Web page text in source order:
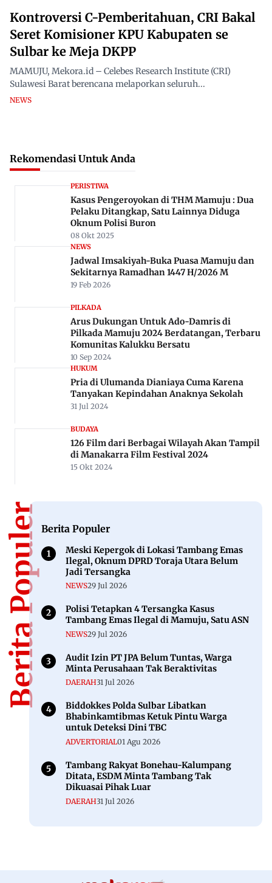
Kontroversi C-Pemberitahuan, CRI Bakal
Seret Komisioner KPU Kabupaten se
Sulbar ke Meja DKPP
MAMUJU, Mekora.id – Celebes Research Institute (CRI)
Sulawesi Barat berencana melaporkan seluruh...
NEWS
Rekomendasi Untuk Anda
PERISTIWA
Kasus Pengeroyokan di THM Mamuju : Dua
Pelaku Ditangkap, Satu Lainnya Diduga
Oknum Polisi Buron
08 Okt 2025
NEWS
Jadwal Imsakiyah-Buka Puasa Mamuju dan
Sekitarnya Ramadhan 1447 H/2026 M
19 Feb 2026
PILKADA
Arus Dukungan Untuk Ado-Damris di
Pilkada Mamuju 2024 Berdatangan, Terbaru
Komunitas Kalukku Bersatu
10 Sep 2024
HUKUM
Pria di Ulumanda Dianiaya Cuma Karena
Tanyakan Kepindahan Anaknya Sekolah
31 Jul 2024
BUDAYA
126 Film dari Berbagai Wilayah Akan Tampil
di Manakarra Film Festival 2024
15 Okt 2024
Berita PopulerBerita Populer
Meski Kepergok di Lokasi Tambang Emas
Ilegal, Oknum DPRD Toraja Utara Belum
Jadi Tersangka
NEWS29 Jul 2026
Polisi Tetapkan 4 Tersangka Kasus
Tambang Emas Ilegal di Mamuju, Satu ASN
NEWS29 Jul 2026
Audit Izin PT JPA Belum Tuntas, Warga
Minta Perusahaan Tak Beraktivitas
DAERAH31 Jul 2026
Biddokkes Polda Sulbar Libatkan
Bhabinkamtibmas Ketuk Pintu Warga
untuk Deteksi Dini TBC
ADVERTORIAL01 Agu 2026
Tambang Rakyat Bonehau-Kalumpang
Ditata, ESDM Minta Tambang Tak
Dikuasai Pihak Luar
DAERAH31 Jul 2026